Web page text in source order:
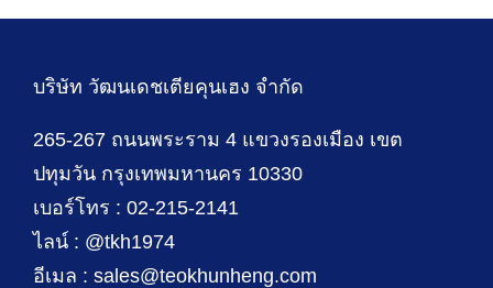
บริษัท วัฒนเดชเตียคุนเฮง จำกัด
265-267 ถนนพระราม 4 แขวงรองเมือง เขต
ปทุมวัน กรุงเทพมหานคร 10330
เบอร์โทร : 02-215-2141
ไลน์ : @tkh1974
อีเมล : sales@teokhunheng.com